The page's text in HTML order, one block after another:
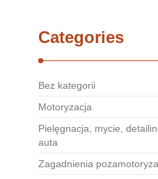
Categories
Bez kategorii
Motoryzacja
Pielęgnacja, mycie,
auta
Zagadnienia